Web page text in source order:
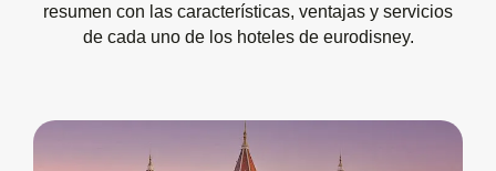
resumen con las características, ventajas y servicios
de cada uno de los hoteles de eurodisney.